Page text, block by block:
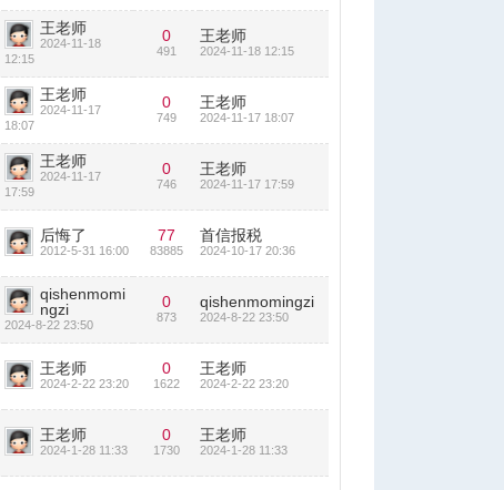
王老师
2024-11-18
12:15
0
491
王老师
2024-11-18 12:15
王老师
2024-11-17
18:07
0
749
王老师
2024-11-17 18:07
王老师
2024-11-17
17:59
0
746
王老师
2024-11-17 17:59
后悔了
2012-5-31 16:00
77
83885
首信报税
2024-10-17 20:36
qishenmomi
ngzi
2024-8-22 23:50
0
873
qishenmomingzi
2024-8-22 23:50
王老师
2024-2-22 23:20
0
1622
王老师
2024-2-22 23:20
王老师
2024-1-28 11:33
0
1730
王老师
2024-1-28 11:33